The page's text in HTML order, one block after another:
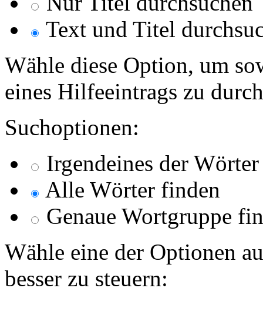
Text und Titel
Wähle diese Option, um
eines Hilfeeintrags zu
Suchoptionen:
Irgendeines der
Alle Wörter finden
Genaue Wortgruppe
Wähle eine der Optionen
besser zu steuern: